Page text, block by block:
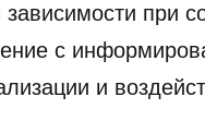
зависимости при
с
и